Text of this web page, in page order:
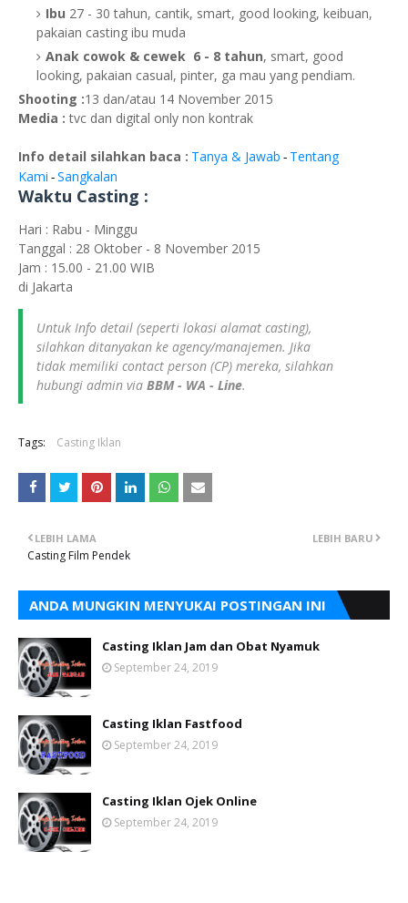
Ibu 27 - 30 tahun, cantik, smart, good looking, keibuan,
pakaian casting ibu muda
Anak cowok & cewek 6 - 8 tahun, smart, good
looking, pakaian casual, pinter, ga mau yang pendiam.
Shooting :13 dan/atau 14 November 2015
Media : tvc dan digital only non kontrak
Info detail silahkan baca : Tanya & Jawab - Tentang
Kami - Sangkalan
Waktu Casting :
Hari : Rabu - Minggu
Tanggal : 28 Oktober - 8 November 2015
Jam : 15.00 - 21.00 WIB
di Jakarta
Untuk Info detail (seperti lokasi alamat casting),
silahkan ditanyakan ke agency/manajemen. Jika
tidak memiliki contact person (CP) mereka, silahkan
hubungi admin via BBM - WA - Line.
Tags: Casting Iklan
LEBIH BARU
LEBIH LAMA
Casting Film Pendek
ANDA MUNGKIN MENYUKAI POSTINGAN INI
Casting Iklan Jam dan Obat Nyamuk
September 24, 2019
Casting Iklan Fastfood
September 24, 2019
Casting Iklan Ojek Online
September 24, 2019